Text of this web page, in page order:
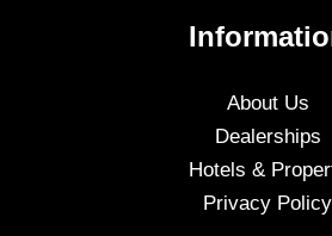
About Us
Dealerships
Hotels &
Privacy Policy